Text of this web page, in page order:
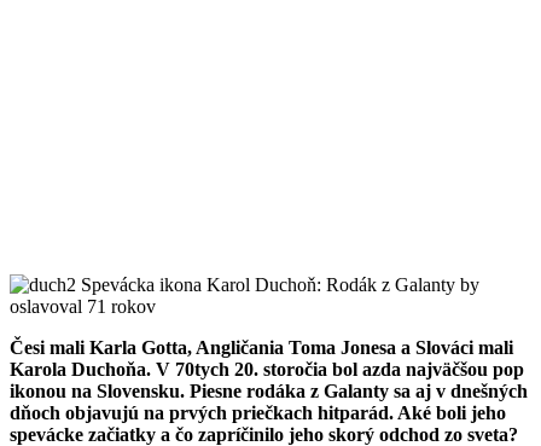
Česi mali Karla Gotta, Angličania Toma Jonesa a Slováci mali
Karola Duchoňa. V 70tych 20. storočia bol azda najväčšou pop
ikonou na Slovensku. Piesne rodáka z Galanty sa aj v dnešných
dňoch objavujú na prvých priečkach hitparád. Aké boli jeho
spevácke začiatky a čo zapríčinilo jeho skorý odchod zo sveta?